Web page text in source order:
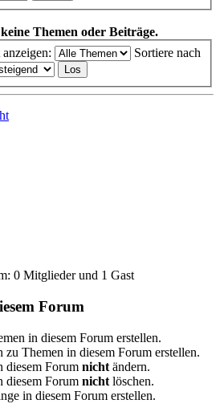
Themen oder Beiträge.
Sortiere nach
0 Mitglieder und 1 Gast
Forum
in diesem Forum erstellen.
zu Themen in diesem Forum erstellen.
diesem Forum nicht ändern.
diesem Forum nicht löschen.
in diesem Forum erstellen.